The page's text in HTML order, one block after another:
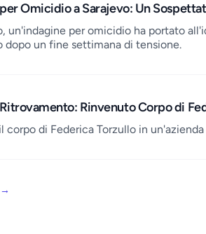
Omicidio a Sarajevo: Un
un'indagine per omicidio ha portato
dopo un fine settimana di tensione.
Rinvenuto Corpo di
corpo di Federica Torzullo in
→